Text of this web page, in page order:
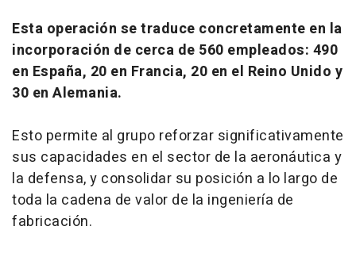
Esta operación se traduce concretamente en la
incorporación de cerca de 560 empleados: 490
en España, 20 en Francia, 20 en el Reino Unido y
30 en Alemania.
Esto permite al grupo reforzar significativamente
sus capacidades en el sector de la aeronáutica y
la defensa, y consolidar su posición a lo largo de
toda la cadena de valor de la ingeniería de
fabricación.